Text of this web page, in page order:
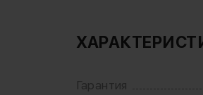
Гарантия